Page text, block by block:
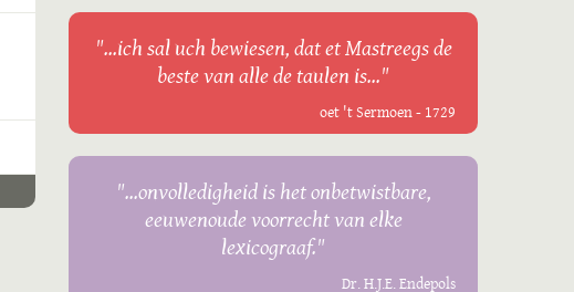
"...ich sal uch bewiesen, dat et Mastreegs de
beste van alle de taulen is..."
oet 't Sermoen - 1729
"...onvolledigheid is het onbetwistbare,
eeuwenoude voorrecht van elke
lexicograaf."
Dr. H.J.E. Endepols